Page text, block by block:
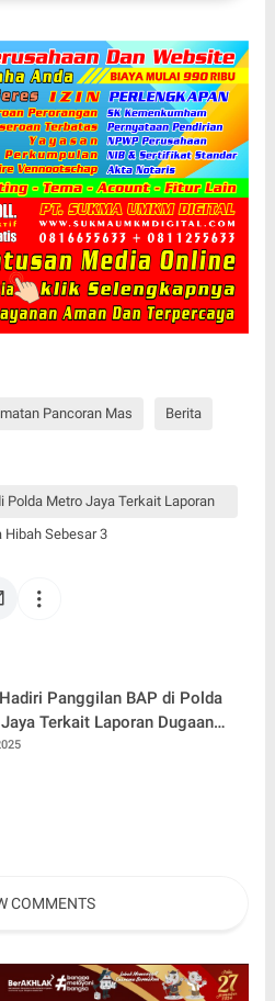
Pancoran Mas Berita
Polda Metro Jaya Terkait Laporan
Hibah Sebesar 3
Panggilan BAP di Polda
Terkait Laporan Dugaan
Terkait Dana Hibah Sebesar 3,6
COMMENTS